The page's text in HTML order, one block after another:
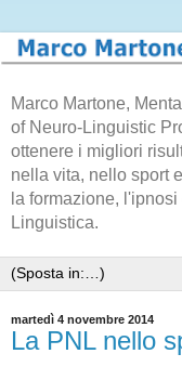
Marco Martone,
of Neuro-Linguistic
ottenere i migliori
nella vita, nello sport
la formazione,
Linguistica.
martedì 4 novembre 2014
La PNL nello